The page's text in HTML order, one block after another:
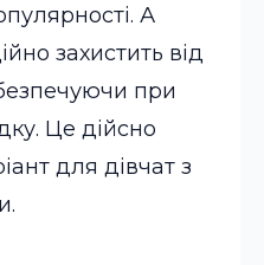
А
захистить від
при
Це дійсно
для дівчат з